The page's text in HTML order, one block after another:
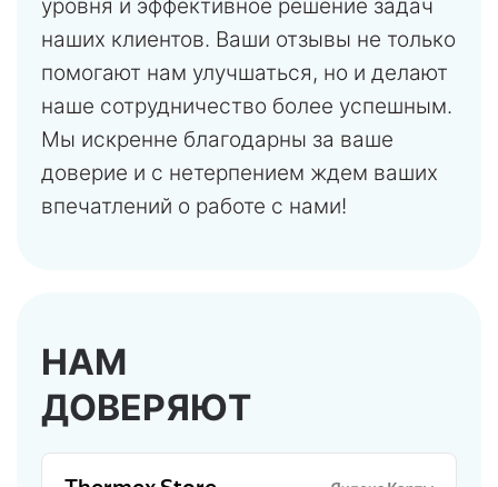
уровня и эффективное решение задач
наших клиентов. Ваши отзывы не только
помогают нам улучшаться, но и делают
наше сотрудничество более успешным.
Мы искренне благодарны за ваше
доверие и с нетерпением ждем ваших
впечатлений о работе с нами!
НАМ
ДОВЕРЯЮТ